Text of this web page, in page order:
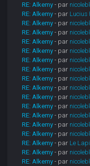
RE: Alkemy - par
RE: Alkemy - par Lucius
RE: Alkemy - par
RE: Alkemy - par
RE: Alkemy - par
RE: Alkemy - par
RE: Alkemy - par
RE: Alkemy - par
RE: Alkemy - par
RE: Alkemy - par
RE: Alkemy - par
RE: Alkemy - par
RE: Alkemy - par
RE: Alkemy - par
RE: Alkemy - par
RE: Alkemy - par Le
RE: Alkemy - par
RE: Alkemy - par